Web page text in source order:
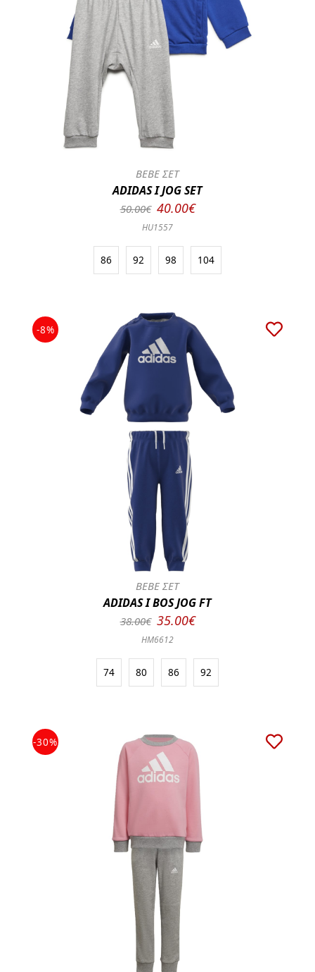
BEBE ΣΕΤ
ADIDAS I JOG SET
50.00€ 40.00€
HU1557
86 92 98 104
-8%
BEBE ΣΕΤ
ADIDAS I BOS JOG FT
38.00€ 35.00€
HM6612
74 80 86 92
-30%